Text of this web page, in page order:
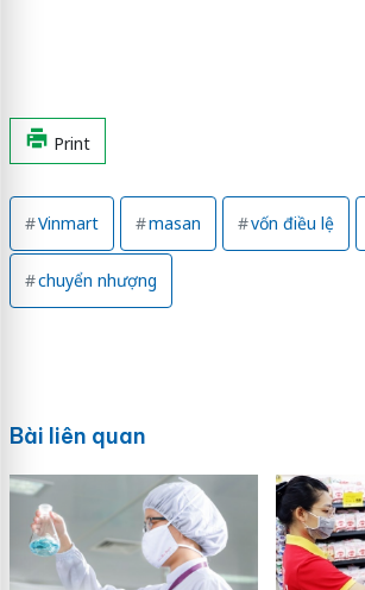
Print
Vinmart masan vốn điều lệ
chuyển nhượng
Bài liên quan